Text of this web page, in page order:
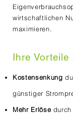
wirtschaftlichen
maximieren.
Ihre
Kostensenkung
günstiger
Mehr Erlösedurch